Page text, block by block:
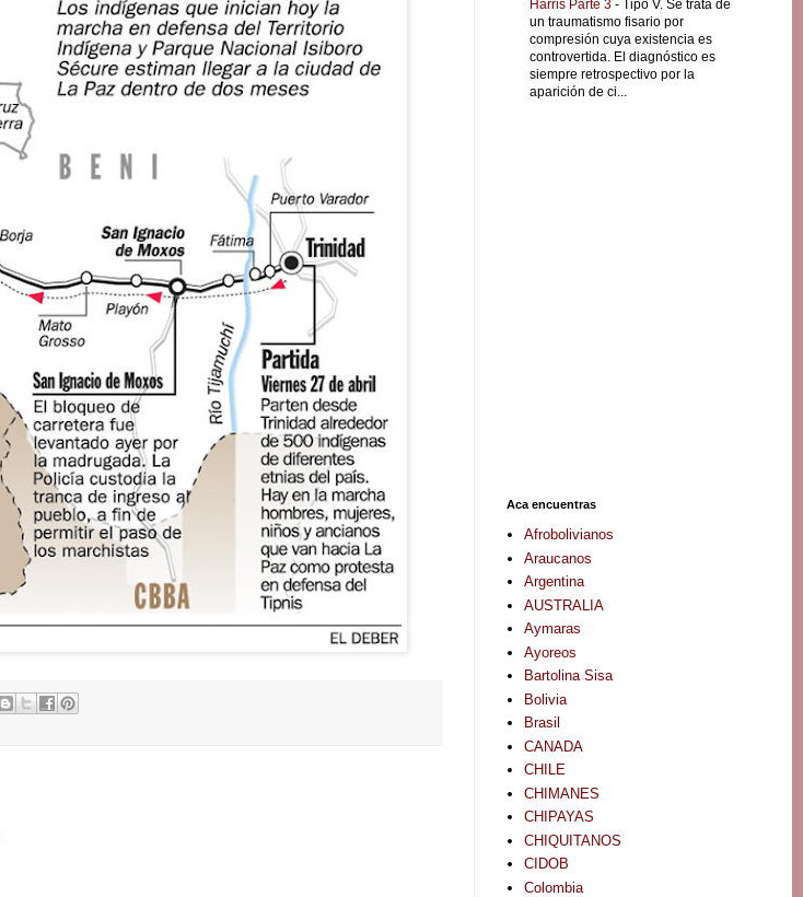
Harris Parte 3 - Tipo V. Se trata de
un traumatismo fisario por
compresión cuya existencia es
controvertida. El diagnóstico es
siempre retrospectivo por la
aparición de ci...
Aca encuentras
Afrobolivianos
Araucanos
Argentina
AUSTRALIA
Aymaras
Ayoreos
Bartolina Sisa
Bolivia
Brasil
CANADA
CHILE
CHIMANES
CHIPAYAS
CHIQUITANOS
CIDOB
Colombia